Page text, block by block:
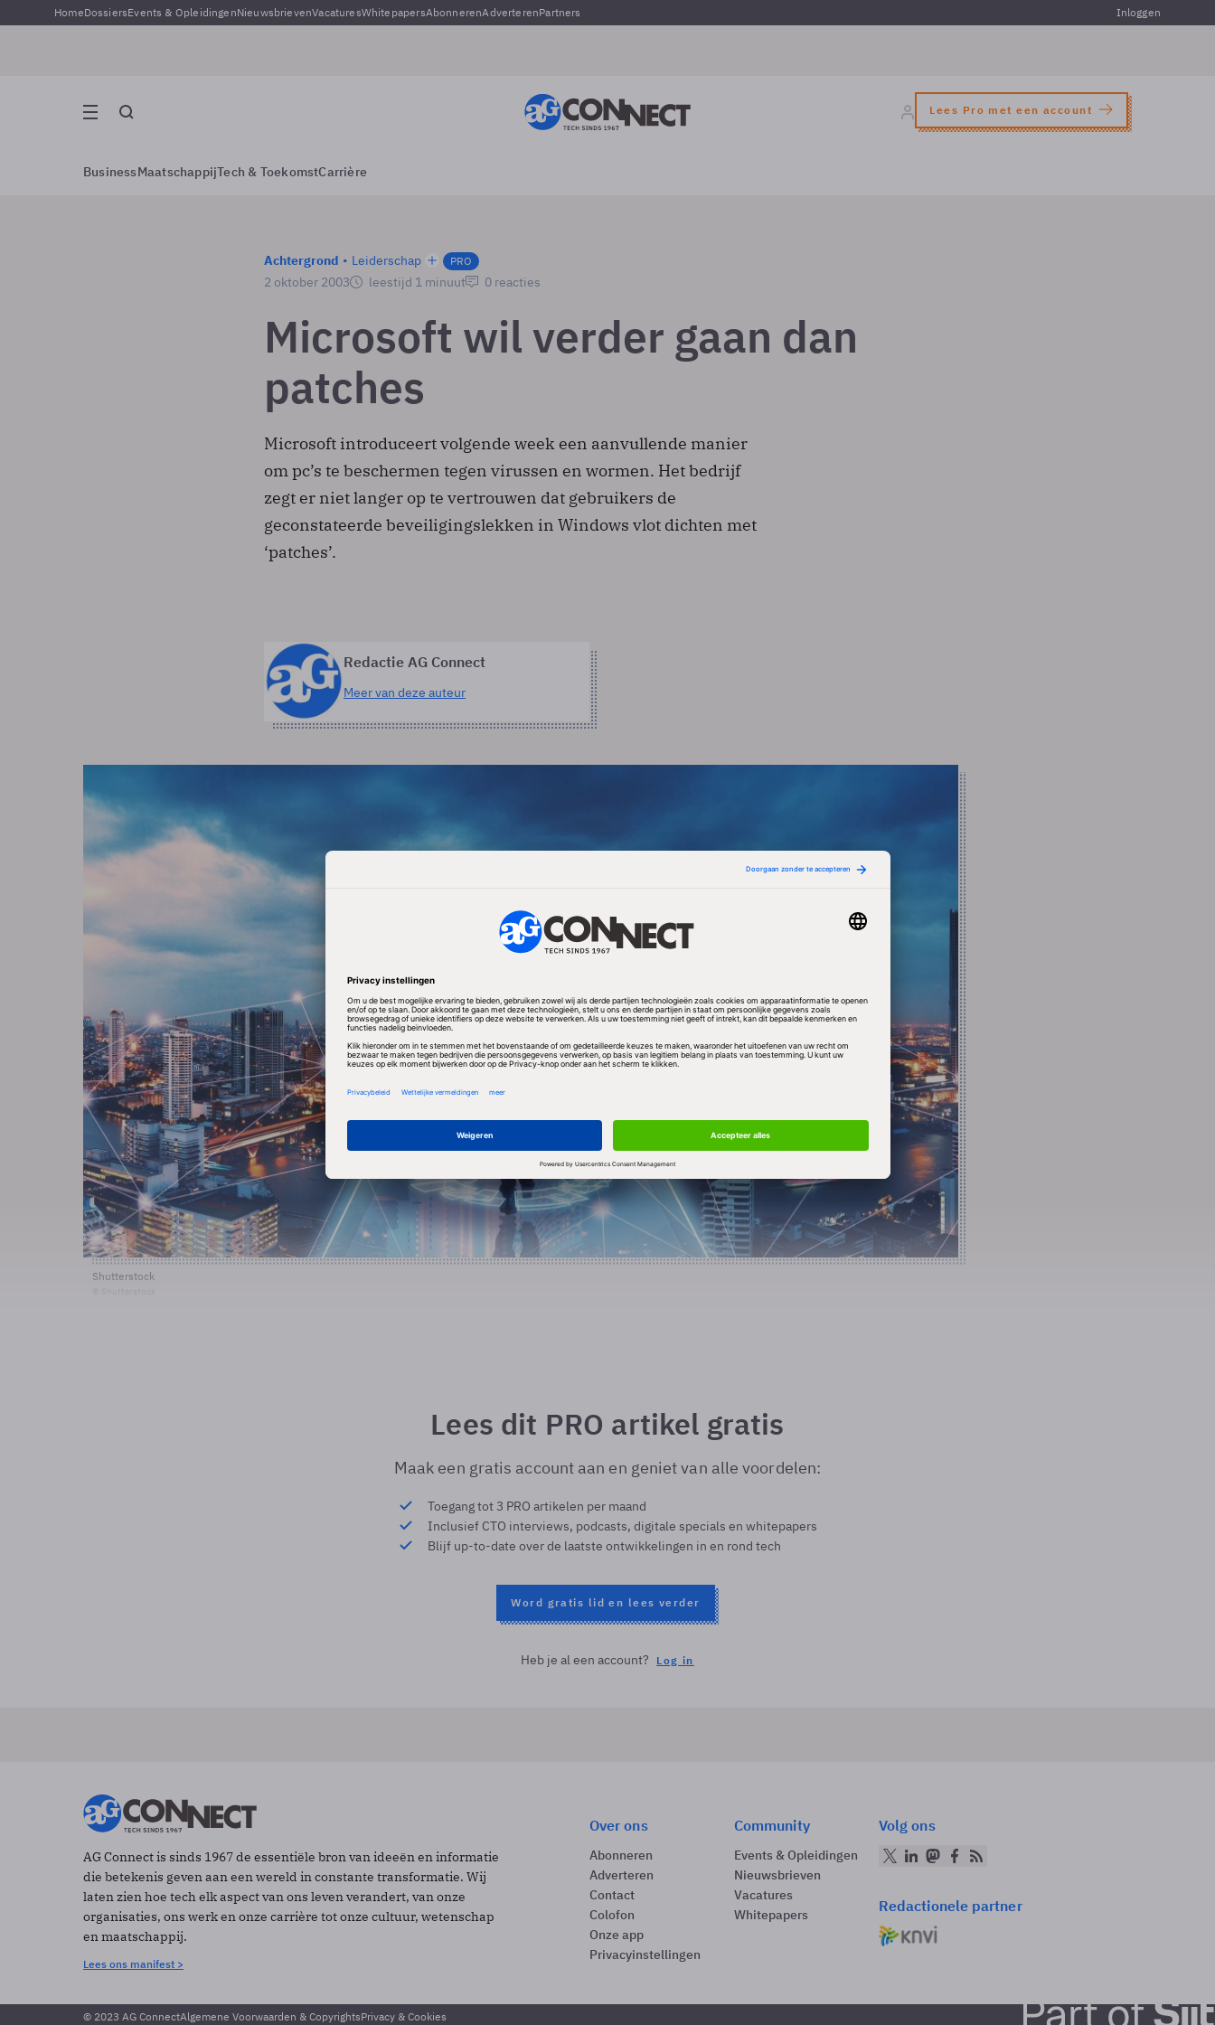
HomeDossiersEvents & OpleidingenNieuwsbrievenVacaturesWhitepapersAbonnerenAdverterenPartners Inloggen
Lees Pro met een account
BusinessMaatschappijTech & ToekomstCarrière
Achtergrond Leiderschap PRO
2 oktober 2003 leestijd 1 minuut 0 reacties
Microsoft wil verder gaan dan
patches
Microsoft introduceert volgende week een aanvullende manier
om pc’s te beschermen tegen virussen en wormen. Het bedrijf
zegt er niet langer op te vertrouwen dat gebruikers de
geconstateerde beveiligingslekken in Windows vlot dichten met
‘patches’.
Redactie AG Connect
Meer van deze auteur
Shutterstock
Lees dit PRO artikel gratis
Maak een gratis account aan en geniet van alle voordelen:
Toegang tot 3 PRO artikelen per maand
Inclusief CTO interviews, podcasts, digitale specials en whitepapers
Blijf up-to-date over de laatste ontwikkelingen in en rond tech
Word gratis lid en lees verder
Heb je al een account? Log in
AG Connect is sinds 1967 de essentiële bron van ideeën en informatie
die betekenis geven aan een wereld in constante transformatie. Wij
laten zien hoe tech elk aspect van ons leven verandert, van onze
organisaties, ons werk en onze carrière tot onze cultuur, wetenschap
en maatschappij.
Lees ons manifest >
Over ons
Abonneren
Adverteren
Contact
Colofon
Onze app
Privacyinstellingen
Community
Events & Opleidingen
Nieuwsbrieven
Vacatures
Whitepapers
Volg ons
Redactionele partner
© 2023 AG ConnectAlgemene Voorwaarden & CopyrightsPrivacy & Cookies